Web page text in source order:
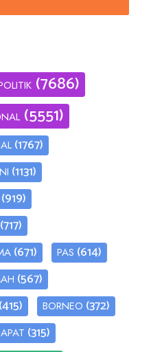
(7686)
(5551)
(1767)
(1131)
(919)
(717)
(671) PAS (614)
(567)
(415) BORNEO (372)
(315)